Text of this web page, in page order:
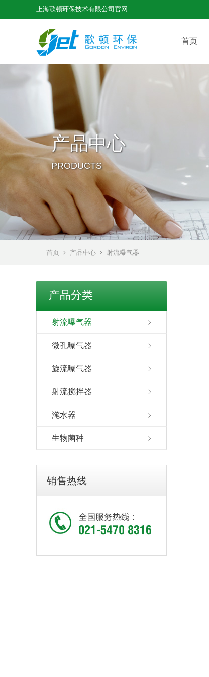
上海歌顿环保技术有限公司官网
首页
产品中心
PRODUCTS
首页 产品中心 射流曝气器
产品分类
射流曝气器
微孔曝气器
旋流曝气器
射流搅拌器
滗水器
生物菌种
销售热线